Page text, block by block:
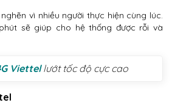
vì nhiều người thực hiện cùng lúc.
sẽ giúp cho hệ thống được rỗi và
Viettellướt tốc độ cực cao